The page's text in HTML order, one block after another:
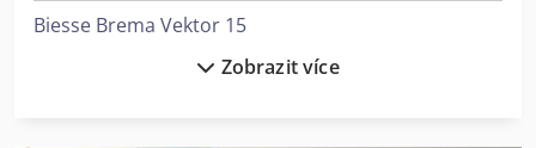
Biesse Brema Vektor 15
Biesse Rover A Edge Zobrazit více